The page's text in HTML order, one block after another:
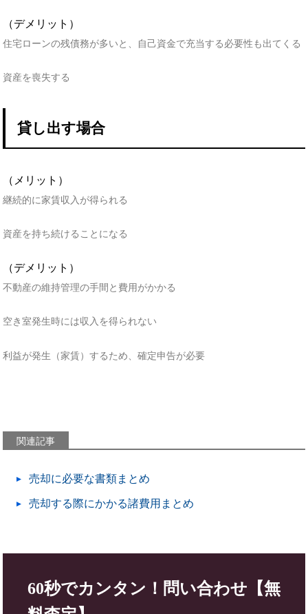
（デメリット）
住宅ローンの残債務が多いと、自己資金で充当する必要性も出てくる
資産を喪失する
貸し出す場合
（メリット）
継続的に家賃収入が得られる
資産を持ち続けることになる
（デメリット）
不動産の維持管理の手間と費用がかかる
空き室発生時には収入を得られない
利益が発生（家賃）するため、確定申告が必要
関連記事
売却に必要な書類まとめ
売却する際にかかる諸費用まとめ
60秒でカンタン！問い合わせ【無